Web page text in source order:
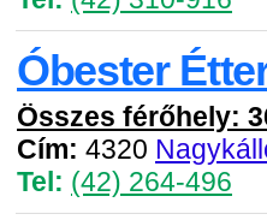
Óbester
Összes férőhely:
Cím: 4320
Tel: (42) 264-496